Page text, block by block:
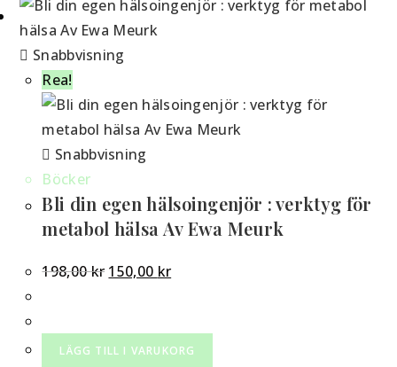
Snabbvisning
Rea!
Snabbvisning
Böcker
Bli din egen hälsoingenjör : verktyg för
metabol hälsa Av Ewa Meurk
198,00kr Det
var:
198,00 kr.
150,00 krDet
är:
150,00 kr.
LÄGG TILL I VARUKORG